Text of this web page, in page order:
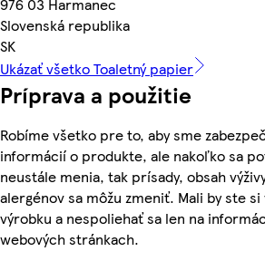
976 03 Harmanec
Slovenská republika
SK
Ukázať všetko Toaletný papier
Príprava a použitie
Robíme všetko pre to, aby sme
informácií o produkte, ale nakoľko sa
neustále menia, tak prísady, obsah
alergénov sa môžu zmeniť. Mali by ste
výrobku a nespoliehať sa len na
webových stránkach.